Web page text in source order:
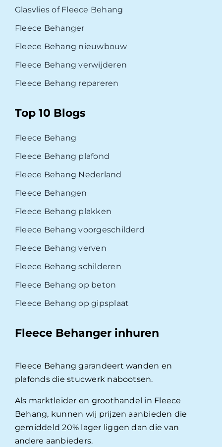
Glasvlies of Fleece Behang
Fleece Behanger
Fleece Behang nieuwbouw
Fleece Behang verwijderen
Fleece Behang repareren
Top 10 Blogs
Fleece Behang
Fleece Behang plafond
Fleece Behang Nederland
Fleece Behangen
Fleece Behang plakken
Fleece Behang voorgeschilderd
Fleece Behang verven
Fleece Behang schilderen
Fleece Behang op beton
Fleece Behang op gipsplaat
Fleece Behanger inhuren
Fleece Behang garandeert wanden en
plafonds die stucwerk nabootsen.
Als marktleider en groothandel in Fleece
Behang, kunnen wij prijzen aanbieden die
gemiddeld 20% lager liggen dan die van
andere aanbieders.